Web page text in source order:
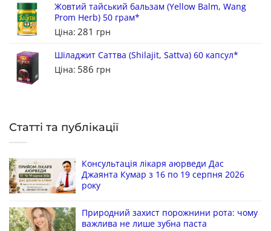
Жовтий тайський бальзам (Yellow Balm, Wang
Prom Herb) 50 грам*
Ціна: 281 грн
Шіладжит Саттва (Shilajit, Sattva) 60 капсул*
Ціна: 586 грн
Статті та публікації
Консультація лікаря аюрведи Дас
Джаянта Кумар з 16 по 19 серпня 2026
року
Природний захист порожнини рота: чому
важлива не лише зубна паста